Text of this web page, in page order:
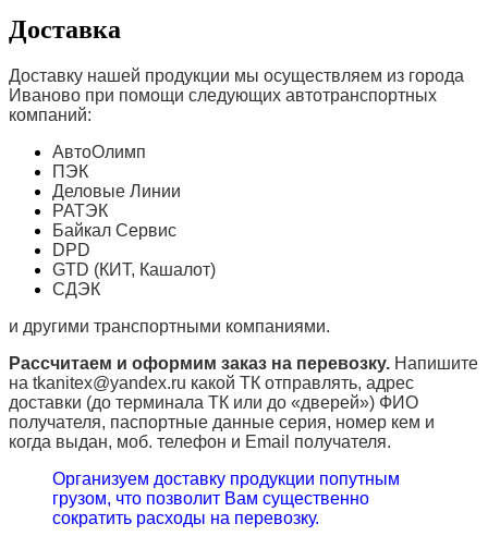
Доставка
Доставку нашей продукции мы осуществляем из города
Иваново при помощи следующих автотранспортных
компаний:
АвтоОлимп
ПЭК
Деловые Линии
РАТЭК
Байкал Сервис
DPD
GTD (КИТ, Кашалот)
СДЭК
и другими транспортными компаниями.
Рассчитаем и оформим заказ на перевозку. Напишите
на tkanitex@yandex.ru какой ТК отправлять, адрес
доставки (до терминала ТК или до «дверей») ФИО
получателя, паспортные данные серия, номер кем и
когда выдан, моб. телефон и Email получателя.
Организуем доставку продукции попутным
грузом, что позволит Вам существенно
сократить расходы на перевозку.